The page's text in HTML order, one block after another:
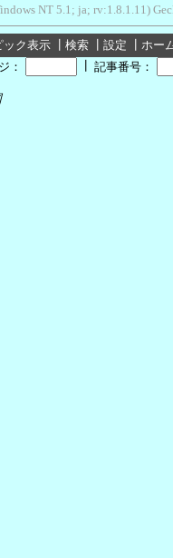
NT 5.1; ja; rv:1.8.1.11)
ック表示 検索 設定
ホー
：
記事番号：